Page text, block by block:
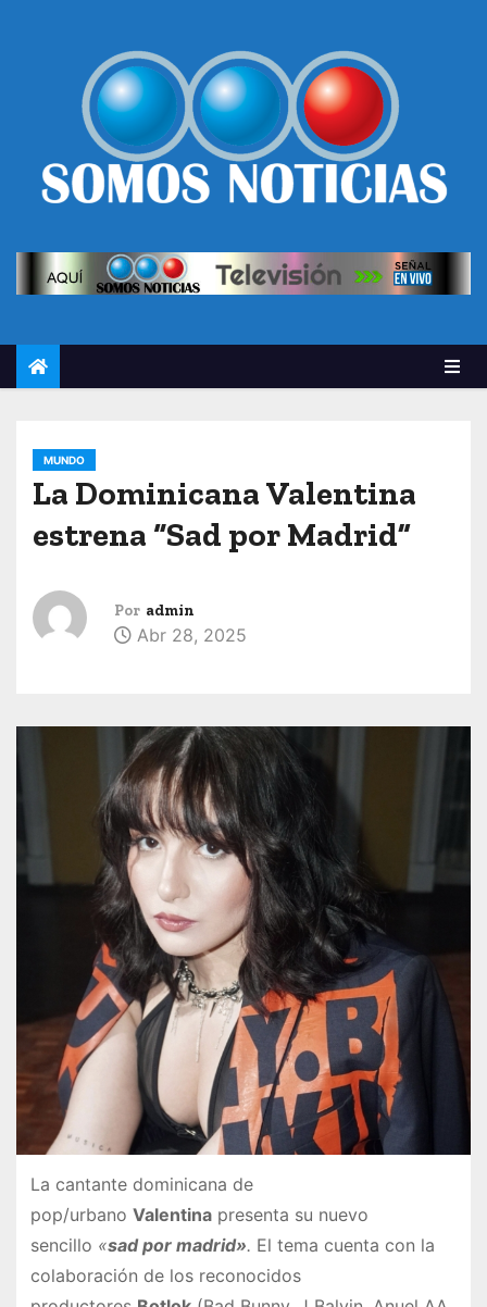
MUNDO
La Dominicana Valentina
estrena “Sad por Madrid”
Por admin
Abr 28, 2025
La cantante dominicana de
pop/urbano Valentinapresenta su nuevo
sencillo «sad por madrid». El tema cuenta con la
colaboración de los reconocidos